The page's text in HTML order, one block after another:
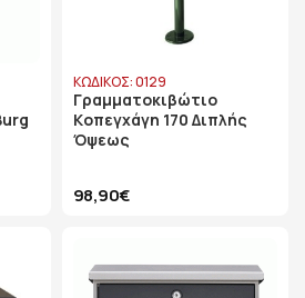
ΚΩΔΙΚΟΣ: 0129
Γραμματοκιβώτιο
Kοπεγχάγη 170 Διπλής
Όψεως
98,90€